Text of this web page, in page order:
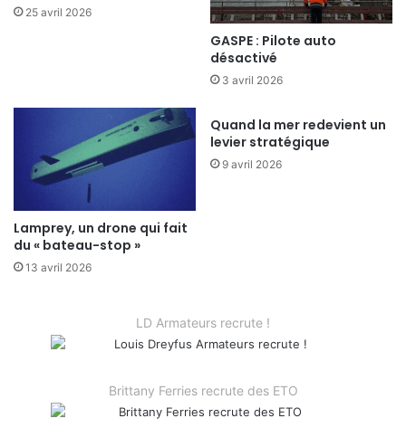
25 avril 2026
GASPE : Pilote auto
désactivé
3 avril 2026
Lamprey, un drone qui fait
du « bateau-stop »
13 avril 2026
Quand la mer redevient un
levier stratégique
9 avril 2026
LD Armateurs recrute !
Brittany Ferries recrute des ETO